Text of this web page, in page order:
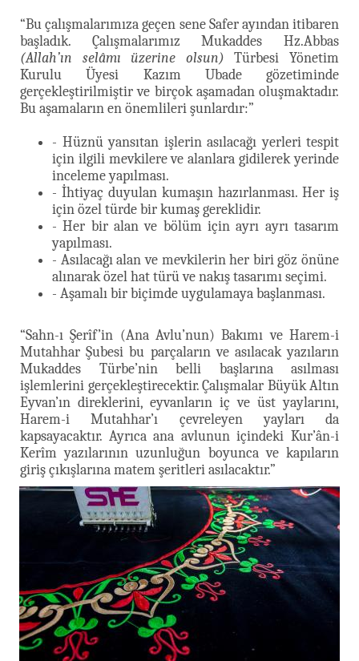
“Bu çalışmalarımıza geçen sene Safer ayından itibaren
başladık. Çalışmalarımız Mukaddes Hz.Abbas
(Allah’ın selâmı üzerine olsun) Türbesi Yönetim
Kurulu Üyesi Kazım Ubade gözetiminde
gerçekleştirilmiştir ve birçok aşamadan oluşmaktadır.
Bu aşamaların en önemlileri şunlardır:”
- Hüznü yansıtan işlerin asılacağı yerleri tespit
için ilgili mevkilere ve alanlara gidilerek yerinde
inceleme yapılması.
- İhtiyaç duyulan kumaşın hazırlanması. Her iş
için özel türde bir kumaş gereklidir.
- Her bir alan ve bölüm için ayrı ayrı tasarım
yapılması.
- Asılacağı alan ve mevkilerin her biri göz önüne
alınarak özel hat türü ve nakış tasarımı seçimi.
- Aşamalı bir biçimde uygulamaya başlanması.
“Sahn-ı Şerîf’in (Ana Avlu’nun) Bakımı ve Harem-i
Mutahhar Şubesi bu parçaların ve asılacak yazıların
Mukaddes Türbe’nin belli başlarına asılması
işlemlerini gerçekleştirecektir. Çalışmalar Büyük Altın
Eyvan’ın direklerini, eyvanların iç ve üst yaylarını,
Harem-i Mutahhar’ı çevreleyen yayları da
kapsayacaktır. Ayrıca ana avlunun içindeki Kur’ân-i
Kerîm yazılarının uzunluğun boyunca ve kapıların
giriş çıkışlarına matem şeritleri asılacaktır.”